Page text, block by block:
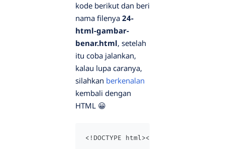
kode berikut dan beri
nama filenya 24-
html-gambar-
benar.html, setelah
itu coba jalankan,
kalau lupa caranya,
silahkan berkenalan
kembali dengan
HTML 😀
<!DOCTYPE html><html><head>